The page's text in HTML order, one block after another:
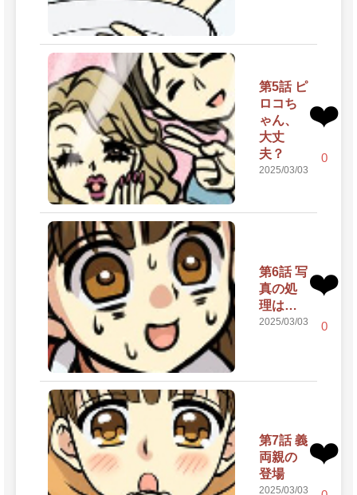
第5話 ピ
ロコち
ゃん、
大丈
夫？
2025/03/03
❤️
0
第6話 写
真の処
理は…
2025/03/03
❤️
0
第7話 義
両親の
登場
2025/03/03
❤️